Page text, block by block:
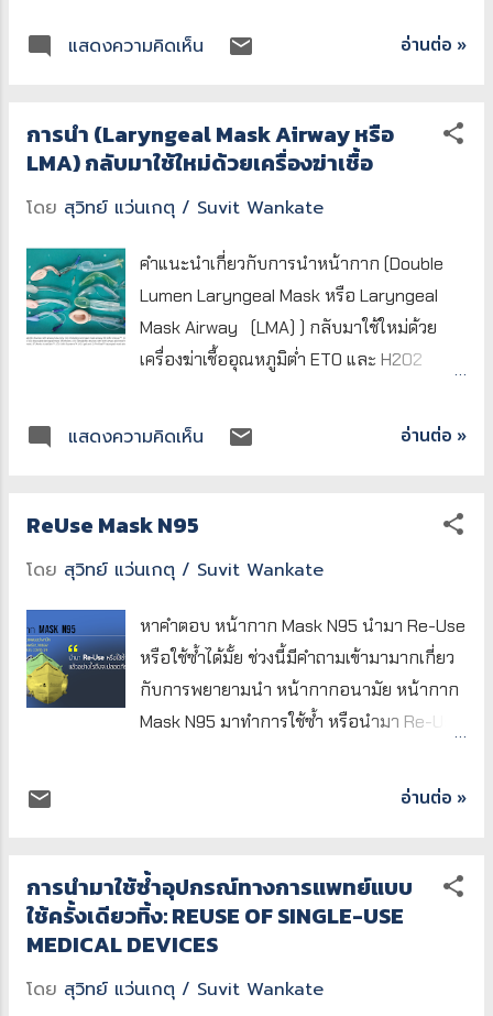
เช่น การทำความสะอาดและฆ่าเชื้อที่ทันสมัย
Stryker, GE Healthcare แต่ข้อมูลเฉพาะใน
ประเทศไทยยังไม่พบ เช่น การใช้เครื่องมือ
ควรพิจารณา: เนื่องจากข้อมูลเฉพาะยังไม่
ชัดเจน อาจต้...
อัปเดตเกี่ยวกับการนำ SUDs กลับมาใช้ใหม่ใน
มาใช้ใหม่เริ่มตั้งแต่ช่วงปลายทศวรรษ 1970
เพื่อลดต้นทุนในสถานพยาบาลและลดขยะ
ประมาณ 20-30% ของโรงพยาบาลในสหรัฐฯ
นำ SUDs กลับมาใช้ใหม่อย่างน้อยหนึ่ง
ประเภท การปฏิบัตินี้แพร่หลายทั้งในประเทศ
พัฒนาแล้วและกำลังพัฒนา โดยมีเหตุผลต่าง
กัน เช่น การขาดแคลนทรัพยากรในประเทศ
(https://www.cdc.gov/infection-
(https://www.sciencedirect.com/science
ประเภทอุปกรณ์: อุปกรณ์ที่มักนำกลับมาใช้
ใหม่รวมถึง เข็ม กระบอกฉีดยา ถุงมือผ่าตัด (ใน
ประเทศกำลังพัฒนา) และอุปกรณ์เทคนิคขั้น
สูง เช่น สายสวนหัวใจ (cardiac catheters)
แสดงความคิดเห็น อ่านต่อ »
การนำ (Laryngeal Mask Airway หรือ
LMA) กลับมาใช้ใหม่ด้วยเครื่องฆ่าเชื้อ
โดย สุวิทย์ แว่นเกตุ / Suvit Wankate
คำแนะนำเกี่ยวกับการนำหน้ากาก (Double
Lumen Laryngeal Mask หรือ Laryngeal
Mask Airway (LMA) ) กลับมาใช้ใหม่ด้วย
เครื่องฆ่าเชื้ออุณหภูมิต่ำ ETO และ H2O2
บรรจุ ประเด็นสำคัญ การวิจัยระบุว่าวิธีการฆ่า
ได้นั้นแตกต่างกันไปตามผู้ผลิต บางรายอนุญาต
ขณะที่บางราย เช่น Teleflex แนะนำเฉพาะ
การฆ่าเชื้อด้วยไอน้ำ (steam autoclaving)
การเตรียมการน่าจะรวมถึงการทำความสะอาด
การล้าง การทำให้แห้ง และการบรรจุในวัสดุที่
เหมาะสมกับวิธีการฆ่าเชื้อที่เลือก แต่ต้อง
ปฏิบัติตามคำแนะนำของผู้ผลิตเสมอ หลักฐาน
เพื่อยืนยันความเข้ากันได้กับ ETO และ H2O2
การฆ่าเชื้อ สำหรับหน้ากากกล่องเสียงสองช่อง
ที่นำกลับมาใช้ใหม่ได้ วิธีการฆ่าเชื้อขึ้นอยู่กับผู้
ผลิต ดังนี้: หน้ากาก LMA ProSeal ของ
ไอน้ำ (steam autoclaving) และเตือนชัดเจน
แสดงความคิดเห็น อ่านต่อ »
ReUse Mask N95
โดย สุวิทย์ แว่นเกตุ / Suvit Wankate
หาคำตอบ หน้ากาก Mask N95 นำมา Re-Use
หรือใช้ซ้ำได้มั้ย ช่วงนี้มีคำถามเข้ามามากเกี่ยว
กับการพยายามนำ หน้ากากอนามัย หน้ากาก
Mask N95 มาทำการใช้ซ้ำ หรือนำมา Re-Use
ถอดทิ้งหลังการใช้งาน แต่ก็ยังมีความพยายาม
ท่ามกลางการระบาดของ VIRUS CORONA
หรือ COVID-19 คำถาม: แล้วมีทางเป็นไปได้
ไหมที่จะนำ Mask N95 มาทำการ Re-Use
โดยไม่ทำให้ประสิทธิภาพของการป้องกันไวรัส
อ่านต่อ »
การนำมาใช้ซ้ำอุปกรณ์ทางการแพทย์แบบ
ใช้ครั้งเดียวทิ้ง: REUSE OF SINGLE-USE
MEDICAL DEVICES
โดย สุวิทย์ แว่นเกตุ / Suvit Wankate